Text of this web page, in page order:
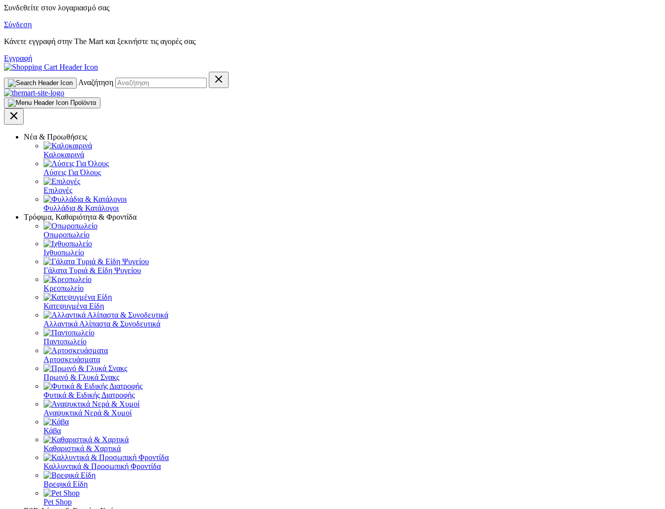
Συνδεθείτε στον λογαριασμό σας
Σύνδεση
Κάνετε εγγραφή στην The Mart και ξεκινήστε τις αγορές σας
Εγγραφή
Αναζήτηση
Προϊόντα
Νέα & Προωθήσεις
Καλοκαιρινά
Λύσεις Για Όλους
Επιλογές
Φυλλάδια & Κατάλογοι
Τρόφιμα, Καθαριότητα & Φροντίδα
Οπωροπωλείο
Ιχθυοπωλείο
Γάλατα Τυριά & Είδη Ψυγείου
Κρεοπωλείο
Κατεψυγμένα Είδη
Αλλαντικά Αλίπαστα & Συνοδευτικά
Παντοπωλείο
Αρτοσκευάσματα
Πρωινό & Γλυκά Σνακς
Φυτικά & Ειδικής Διατροφής
Αναψυκτικά Νερά & Χυμοί
Κάβα
Καθαριστικά & Χαρτικά
Καλλυντικά & Προσωπική Φροντίδα
Βρεφικά Είδη
Pet Shop